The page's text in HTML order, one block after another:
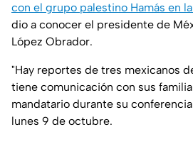
con el grupo palestino Hamás en
dio a conocer el presidente de
López Obrador.
"Hay reportes de tres mexicanos
tiene comunicación con sus
mandatario durante su
lunes 9 de octubre.